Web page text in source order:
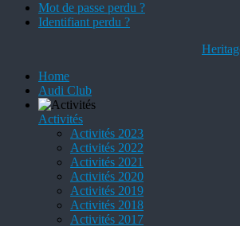
Mot de passe perdu ?
Identifiant perdu ?
Home
Audi Club
Activités
Activités 2023
Activités 2022
Activités 2021
Activités 2020
Activités 2019
Activités 2018
Activités 2017